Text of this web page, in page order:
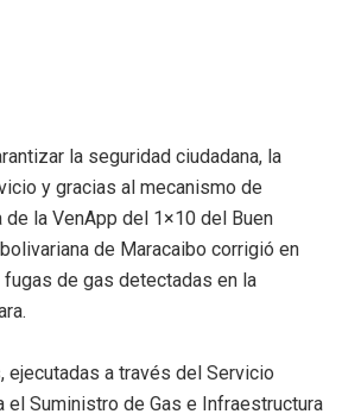
la seguridad ciudadana, la
y gracias al mecanismo de
la VenApp del 1×10 del Buen
de Maracaibo corrigió en
de gas detectadas en la
ejecutadas a través del Servicio
el Suministro de Gas e Infraestructura